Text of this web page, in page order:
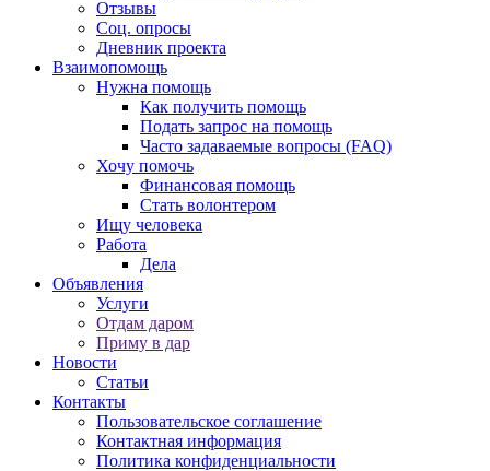
Отзывы
Соц. опросы
Дневник проекта
Взаимопомощь
Нужна помощь
Как получить помощь
Подать запрос на помощь
Часто задаваемые вопросы (FAQ)
Хочу помочь
Финансовая помощь
Стать волонтером
Ищу человека
Работа
Дела
Объявления
Услуги
Отдам даром
Приму в дар
Новости
Статьи
Контакты
Пользовательское соглашение
Контактная информация
Политика конфиденциальности